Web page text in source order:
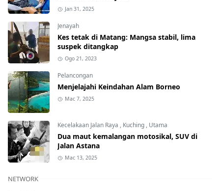
Jan 31, 2025
Jenayah
Kes tetak di Matang: Mangsa stabil, lima
suspek ditangkap
Ogo 21, 2023
Pelancongan
Menjelajahi Keindahan Alam Borneo
Mac 7, 2025
Kecelakaan Jalan Raya , Kuching, Utama
Dua maut kemalangan motosikal, SUV di
Jalan Astana
Mac 13, 2025
NETWORK